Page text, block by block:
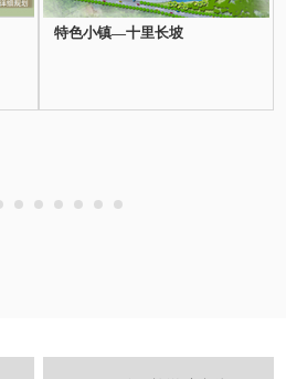
特色小镇—十里长坡